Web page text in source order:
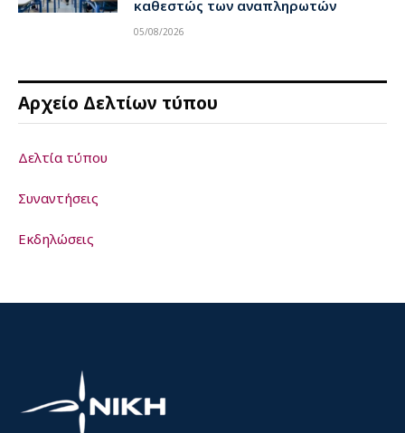
καθεστώς των αναπληρωτών
05/08/2026
Αρχείο Δελτίων τύπου
Δελτία τύπου
Συναντήσεις
Εκδηλώσεις